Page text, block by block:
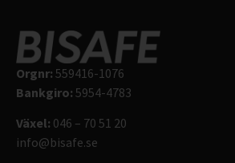
Orgnr: 559416-1076
Bankgiro: 5954-4783
Växel: 046 – 70 51 20
info@bisafe.se